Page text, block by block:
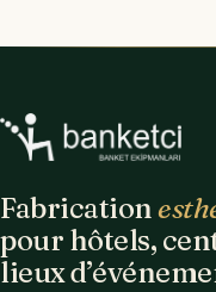
Fabrication
pour hôtels,
lieux